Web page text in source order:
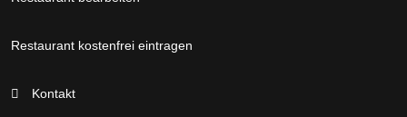
Restaurant kostenfrei eintragen
Kontakt